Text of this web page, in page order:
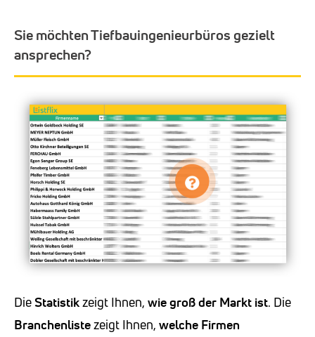
Sie möchten Tiefbauingenieurbüros gezielt
ansprechen?
DieStatistikzeigt Ihnen, wie groß der Markt ist. Die
Branchenlistezeigt Ihnen, welche Firmen